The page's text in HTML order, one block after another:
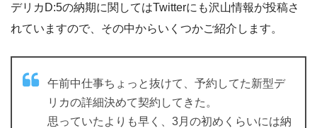
デリカD:5の納期に関してはTwitterにも沢山情報が投稿さ
れていますので、その中からいくつかご紹介します。
午前中仕事ちょっと抜けて、予約してた新型デ
リカの詳細決めて契約してきた。
思っていたよりも早く、3月の初めくらいには納